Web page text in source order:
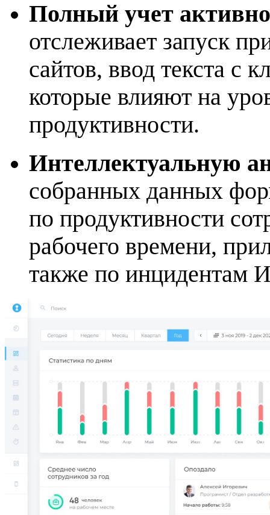
Полный учет
отслеживает запуск
сайтов, ввод текста с
которые влияют на
продуктивности.
Интеллектуальную
собранных данных
по продуктивности
рабочего времени,
также по инцидентам